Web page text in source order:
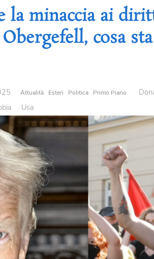
la minaccia ai
cosa
Attualità Esteri Politica Primo Piano
Usa